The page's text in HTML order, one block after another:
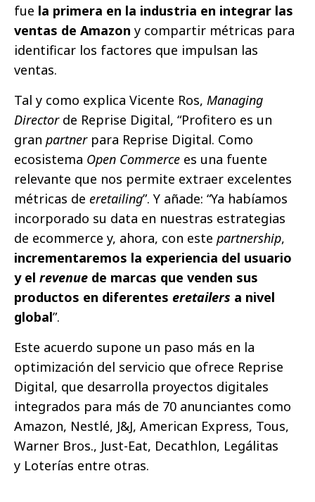
fue la primera en la industria en integrar las
ventas de Amazon y compartir métricas para
identificar los factores que impulsan las
ventas.
Tal y como explica Vicente Ros, Managing
Director de Reprise Digital, “Profitero es un
gran partnerpara Reprise Digital. Como
ecosistema Open Commerce es una fuente
relevante que nos permite extraer excelentes
métricas de eretailing”. Y añade: “Ya habíamos
incorporado su data en nuestras estrategias
de ecommerce y, ahora, con este partnership,
incrementaremos la experiencia del usuario
y el revenue de marcas que venden sus
productos en diferentes eretailers a nivel
global”.
Este acuerdo supone un paso más en la
optimización del servicio que ofrece Reprise
Digital, que desarrolla proyectos digitales
integrados para más de 70 anunciantes como
Amazon, Nestlé, J&J, American Express, Tous,
Warner Bros., Just-Eat, Decathlon, Legálitas
y Loterías entre otras.